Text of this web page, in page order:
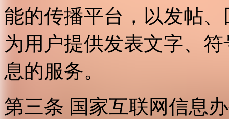
能的传播平台，以发帖
为用户提供发表文字、
息的服务。
第三条 国家互联网信息